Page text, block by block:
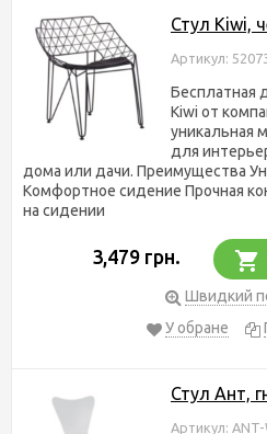
Стул Kiwi,
Артикул:
Бесплатная
Kiwi от
уникальная
для
дома или дачи. Преимущества
Комфортное сидение Прочная
на сидении
3,479 грн.
Швидкий
У обране
Стул Ант,
Артикул: ANT-